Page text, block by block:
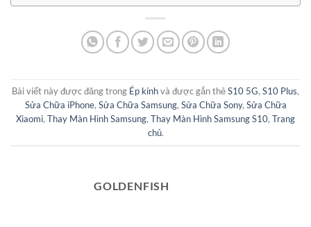
Bài viết này được đăng trong Ép kínhvà được gắn thẻS10 5G, S10 Plus,
Sửa Chữa iPhone, Sửa Chữa Samsung, Sửa Chữa Sony, Sửa Chữa
Xiaomi, Thay Màn Hình Samsung, Thay Màn Hình Samsung S10, Trang
chủ.
GOLDENFISH